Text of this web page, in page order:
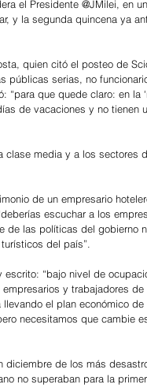
el Presidente @JMilei, en
y la segunda quincena ya
quien citó el posteo de
públicas serias, no
que quede claro: en la
de vacaciones y no tienen
clase media y a los sectores
de un empresario
escuchar a los
de las políticas del gobierno
del país”.
“bajo nivel de
y trabajadores
el plan económico
necesitamos que cambie
diciembre de los más
no superaban para la